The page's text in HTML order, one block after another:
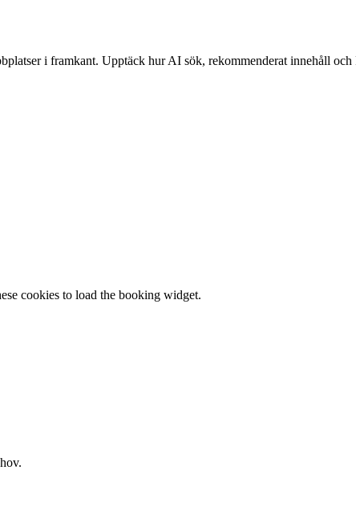
i framkant. Upptäck hur AI sök, rekommenderat innehåll
cookies to load the booking widget.